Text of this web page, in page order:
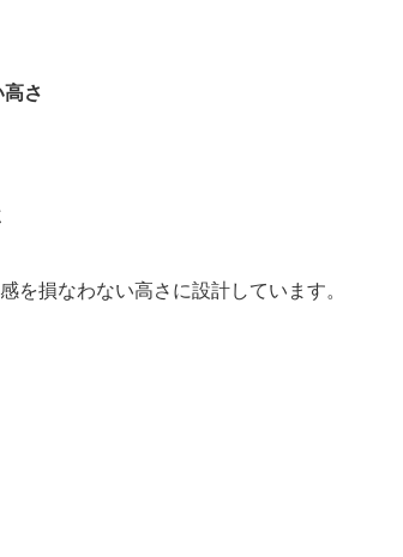
さ
損なわない高さに設計しています。